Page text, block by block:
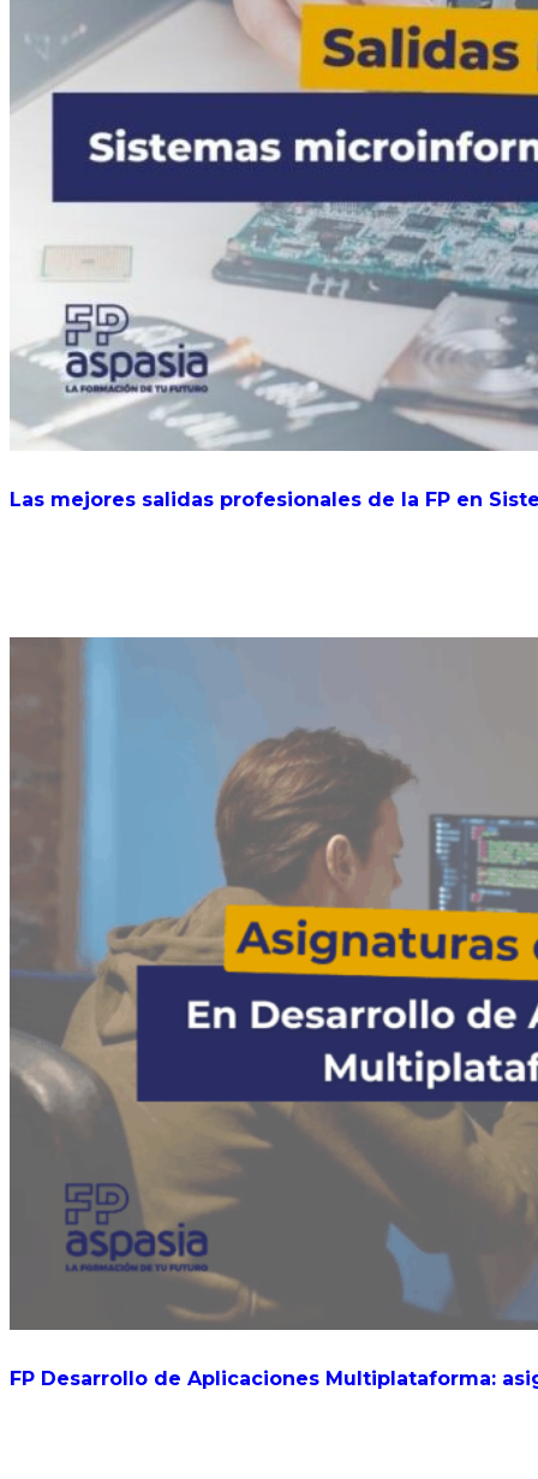
Las mejores salidas profesionales de la FP en
FP Desarrollo de Aplicaciones Multiplataforma: